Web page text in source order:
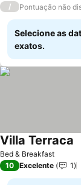
/ Pontuação não
Selecione as
exatos.
Bed & Breakfast
Villa Terraca
10 Excelente 1